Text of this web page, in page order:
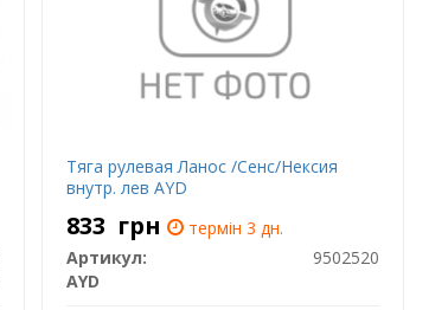
Тяга рулевая Ланос /Сенс/Нексия
внутр. лев AYD
833 грн
термін 3 дн.
Артикул:
9502520
AYD